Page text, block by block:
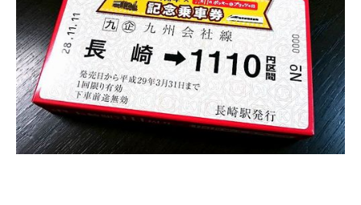
ビジネスと働き方のヒント
AI活用のいまが分かる
企業ITのトレンドを詳説
経営リーダーのコミュニティ
マーケ×ITの今がよく分かる